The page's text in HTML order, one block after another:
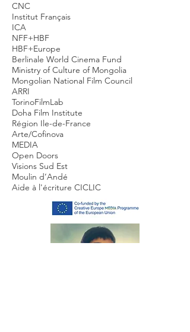
CNC
Institut Français
ICA
NFF+HBF
HBF+Europe
Berlinale World Cinema Fund
Ministry of Culture of Mongolia
Mongolian National Film Council
ARRI
TorinoFilmLab
Doha Film Institute
Région Ile-de-France
Arte/Cofinova
MEDIA
Open Doors
Visions Sud Est
Moulin d’Andé
Aide à l'écriture CICLIC